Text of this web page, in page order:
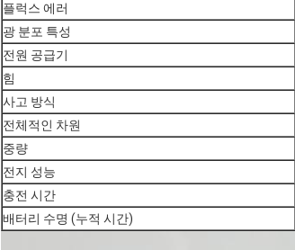
플럭스 에러
광 분포 특성
전원 공급기
힘
사고 방식
전체적인 차원
중량
전지 성능
충전 시간
배터리 수명 (누적 시간)